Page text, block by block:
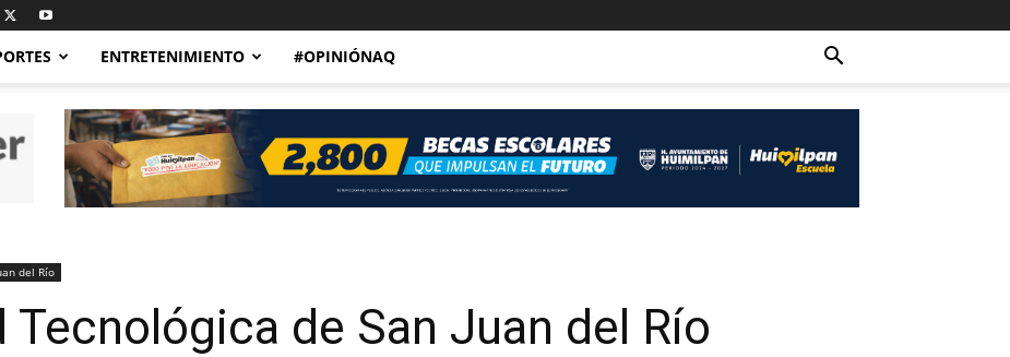
ENTRETENIMIENTO #OPINIÓNAQ
del Río
Tecnológica de San Juan del Río